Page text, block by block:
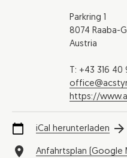
Parkring 1
8074 Raaba-
Austria
T: +43 316
https://
iCal herunterladen
Anfahrtsplan (Google